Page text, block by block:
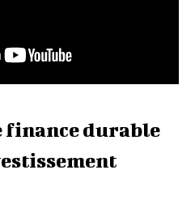
finance durable